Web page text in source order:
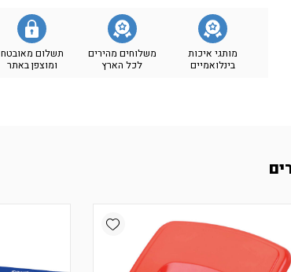
מותגי איכות
בינלואמיים
משלוחים מהירים
לכל הארץ
תשלום מאובטח
ומוצפן באתר
Add wishlist